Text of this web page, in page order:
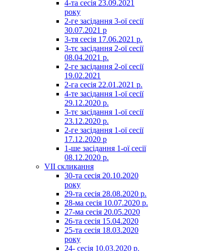
4-та сесія 23.09.2021
року
2-ге засідання 3-ої сесії
30.07.2021 р
3-тя сесія 17.06.2021 р.
3-тє засідання 2-ої сесії
08.04.2021 р.
2-ге засідання 2-ої сесії
19.02.2021
2-га сесія 22.01.2021 р.
4-те засідання 1-ої сесії
29.12.2020 р.
3-тє засідання 1-ої сесії
23.12.2020 р.
2-ге засідання 1-ої сесії
17.12.2020 р
1-ше засідання 1-ої сесії
08.12.2020 р.
VII скликання
30-та сесія 20.10.2020
року
29-та сесія 28.08.2020 р.
28-ма сесія 10.07.2020 р.
27-ма сесія 20.05.2020
26-та сесія 15.04.2020
25-та сесія 18.03.2020
року
24- сесія 10.03.2020 р.